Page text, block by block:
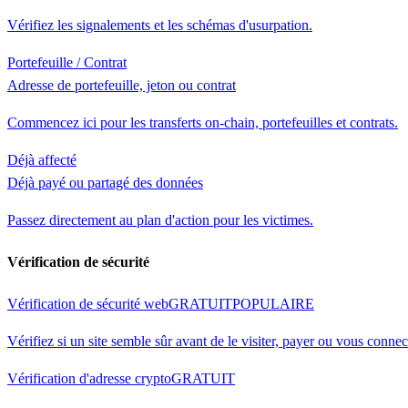
Vérifiez les signalements et les schémas d'usurpation.
Portefeuille / Contrat
Adresse de portefeuille, jeton ou contrat
Commencez ici pour les transferts on-chain, portefeuilles et contrats.
Déjà affecté
Déjà payé ou partagé des données
Passez directement au plan d'action pour les victimes.
Vérification de sécurité
Vérification de sécurité webGRATUITPOPULAIRE
Vérifiez si un site semble sûr avant de le visiter, payer ou vous
Vérification d'adresse cryptoGRATUIT